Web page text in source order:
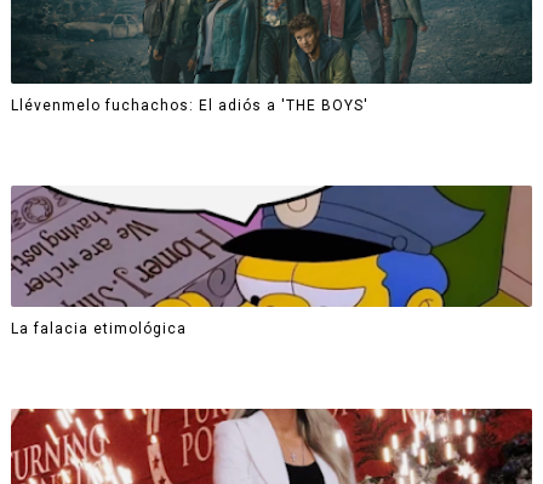
Llévenmelo fuchachos: El adiós a 'THE BOYS'
La falacia etimológica